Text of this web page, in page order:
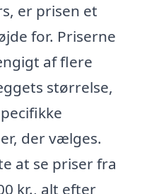
er prisen et
for. Priserne
af flere
størrelse,
der vælges.
at se priser fra
kr., alt efter